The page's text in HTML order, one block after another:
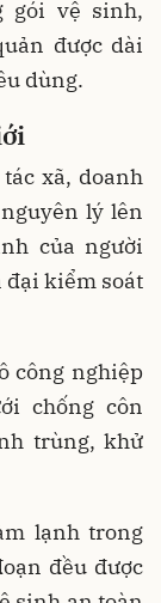
gói vệ sinh,
được dài
dùng.
xã, doanh
lý lên
của người
đại kiểm soát
công nghiệp
chống côn
trùng, khử
lạnh trong
đều được